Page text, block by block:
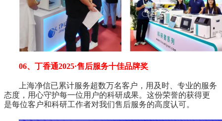
06、丁香通2025·售后服务十佳品牌奖
上海净信已累计服务超数万名客户，用及时、专业的服务
态度，用心守护每一位用户的科研成果。这份荣誉的获得更
是每位客户和科研工作者对我们售后服务的高度认可。